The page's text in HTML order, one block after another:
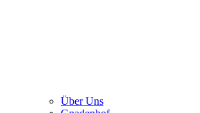
Über Uns